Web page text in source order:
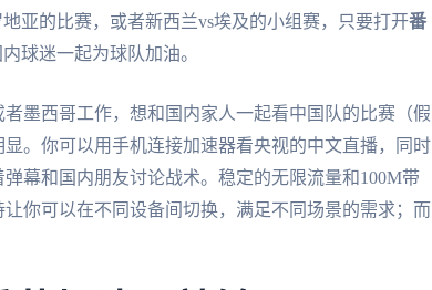
亚的比赛，或者新西兰vs埃及的小组赛，只要打开番
球迷一起为球队加油。
墨西哥工作，想和国内家人一起看中国队的比赛（假
。你可以用手机连接加速器看央视的中文直播，同时
幕和国内朋友讨论战术。稳定的无限流量和100M带
你可以在不同设备间切换，满足不同场景的需求；而